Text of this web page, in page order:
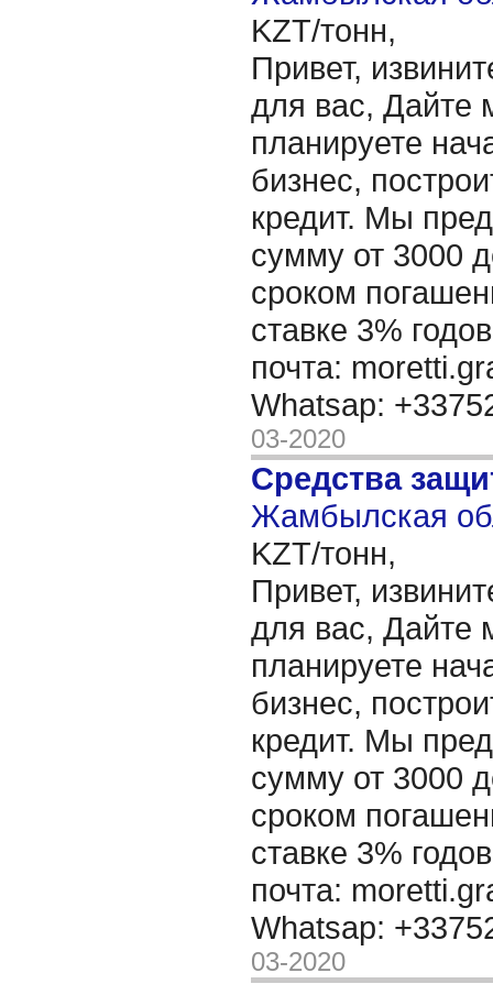
KZT/тонн,
Привет,
для вас, Дайте
планируете
бизнес,
кредит. Мы
сумму от 3000
сроком
ставке 3%
почта:
Whatsap:
03-2020
Средства
Жамбылская
KZT/тонн,
Привет,
для вас, Дайте
планируете
бизнес,
кредит. Мы
сумму от 3000
сроком
ставке 3%
почта:
Whatsap:
03-2020